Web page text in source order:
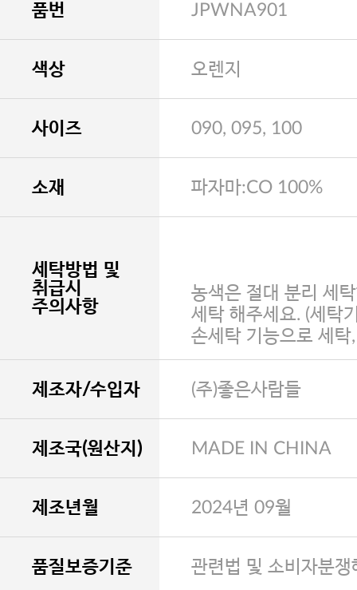
품번 JPWNA901
색상 오렌지
사이즈 090, 095, 100
소재 파자마:CO 100%
세탁방법 및
취급시
주의사항
농색은 절대 분리 세
세탁 해주세요. (세탁
손세탁 기능으로 세탁
제조자/수입자 (주)좋은사람들
제조국(원산지) MADE IN CHINA
제조년월 2024년 09월
품질보증기준 관련법 및 소비자분